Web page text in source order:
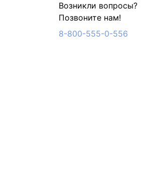
Возникли вопросы?
Позвоните нам!
8-800-555-0-556